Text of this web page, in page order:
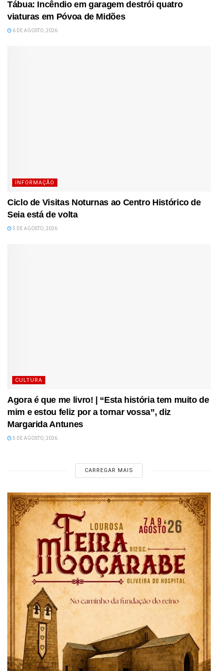
Tábua: Incêndio em garagem destrói quatro
viaturas em Póvoa de Midões
6 DE AGOSTO, 2026
INFORMAÇÃO
Ciclo de Visitas Noturnas ao Centro Histórico de
Seia está de volta
5 DE AGOSTO, 2026
CULTURA
Agora é que me livro! | “Esta história tem muito de
mim e estou feliz por a tornar vossa”, diz
Margarida Antunes
5 DE AGOSTO, 2026
CARREGAR MAIS